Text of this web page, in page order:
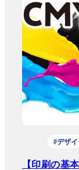
#デザ
【印刷の基